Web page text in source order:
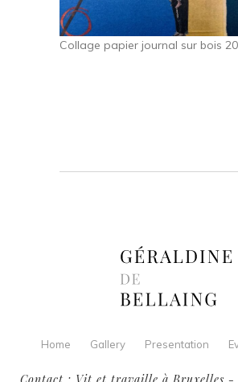
Collage papier journal sur bois
Home Gallery Presentation